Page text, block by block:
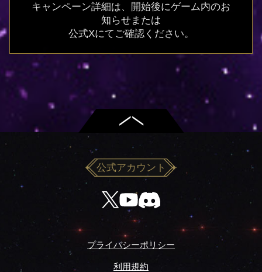
キャンペーン詳細は、開始後にゲーム内のお
知らせまたは
公式Xにてご確認ください。
公式アカウント
プライバシーポリシー
利用規約